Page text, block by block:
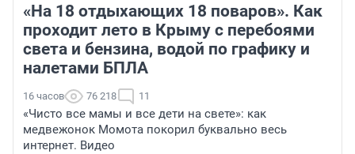
«На 18 отдыхающих 18 поваров». Как
проходит лето в Крыму с перебоями
света и бензина, водой по графику и
налетами БПЛА
16 часов 76 218 11
«Чисто все мамы и все дети на свете»: как
медвежонок Момота покорил буквально весь
интернет. Видео